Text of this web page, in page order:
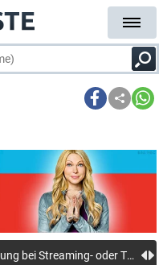
kostenlose E-Mail-Benachrichtigung bei Streaming- oder TV-Start